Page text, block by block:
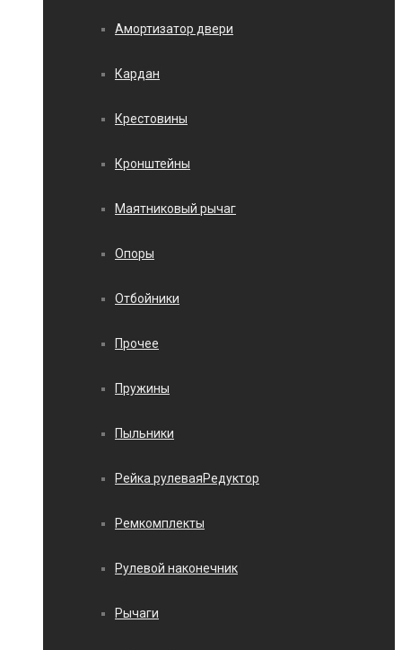
Амортизатор двери
Кардан
Крестовины
Кронштейны
Маятниковый рычаг
Опоры
Отбойники
Прочее
Пружины
Пыльники
Рейка рулеваяРедуктор
Ремкомплекты
Рулевой наконечник
Рычаги